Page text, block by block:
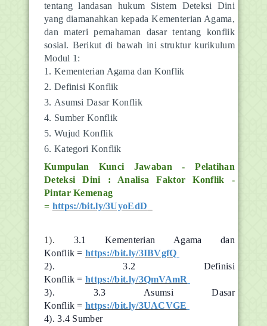
tentang landasan hukum Sistem Deteksi Dini
yang diamanahkan kepada Kementerian Agama,
dan materi pemahaman dasar tentang konflik
sosial. Berikut di bawah ini struktur kurikulum
Modul 1:
Kementerian Agama dan Konflik
Definisi Konflik
Asumsi Dasar Konflik
Sumber Konflik
Wujud Konflik
Kategori Konflik
Kumpulan Kunci Jawaban - Pelatihan
Deteksi Dini : Analisa Faktor Konflik -
Pintar Kemenag
= https://bit.ly/3UyoEdD
1). 3.1 Kementerian Agama dan
Konflik = https://bit.ly/3IBVgfQ
2).3.2 Definisi
Konflik = https://bit.ly/3QmVAmR
3). 3.3 Asumsi Dasar
Konflik = https://bit.ly/3UACVGE
4).3.4 Sumber